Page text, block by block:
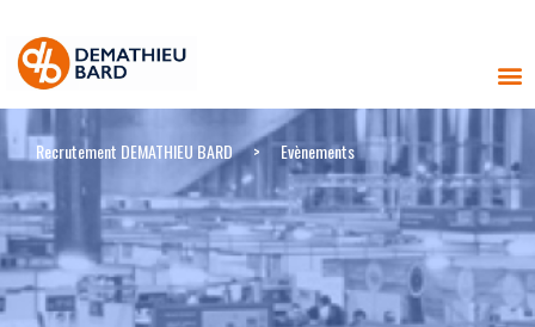
Recrutement DEMATHIEU BARD > Evènements